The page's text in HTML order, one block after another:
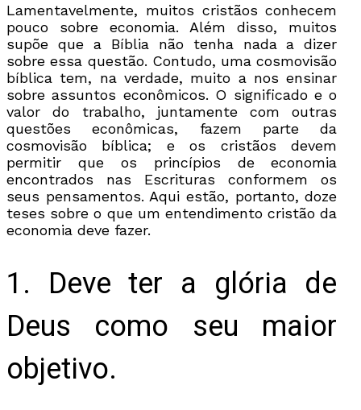
Lamentavelmente, muitos cristãos conhecem
pouco sobre economia. Além disso, muitos
supõe que a Bíblia não tenha nada a dizer
sobre essa questão. Contudo, uma cosmovisão
bíblica tem, na verdade, muito a nos ensinar
sobre assuntos econômicos. O significado e o
valor do trabalho, juntamente com outras
questões econômicas, fazem parte da
cosmovisão bíblica; e os cristãos devem
permitir que os princípios de economia
encontrados nas Escrituras conformem os
seus pensamentos. Aqui estão, portanto, doze
teses sobre o que um entendimento cristão da
economia deve fazer.
1. Deve ter a glória de
Deus como seu maior
objetivo.